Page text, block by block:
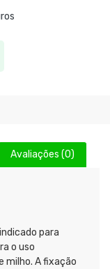
Avaliações (0)
para
o uso
milho. A fixação